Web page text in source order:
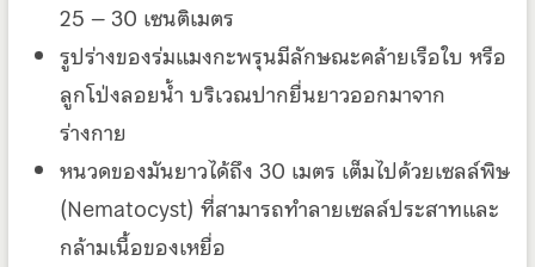
25 – 30 เซนติเมตร
รูปร่างของร่มแมงกะพรุนมีลักษณะคล้ายเรือใบ หรือ
ลูกโป่งลอยน้ำ บริเวณปากยื่นยาวออกมาจาก
ร่างกาย
หนวดของมันยาวได้ถึง 30 เมตร เต็มไปด้วยเซลล์พิษ
(Nematocyst) ที่สามารถทำลายเซลล์ประสาทและ
กล้ามเนื้อของเหยื่อ